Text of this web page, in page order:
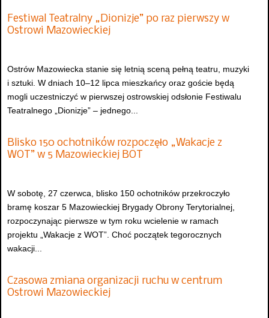
Festiwal Teatralny „Dionizje” po raz pierwszy w
Ostrowi Mazowieckiej
Ostrów Mazowiecka stanie się letnią sceną pełną teatru, muzyki
i sztuki. W dniach 10–12 lipca mieszkańcy oraz goście będą
mogli uczestniczyć w pierwszej ostrowskiej odsłonie Festiwalu
Teatralnego „Dionizje” – jednego...
Blisko 150 ochotników rozpoczęło „Wakacje z
WOT” w 5 Mazowieckiej BOT
W sobotę, 27 czerwca, blisko 150 ochotników przekroczyło
bramę koszar 5 Mazowieckiej Brygady Obrony Terytorialnej,
rozpoczynając pierwsze w tym roku wcielenie w ramach
projektu „Wakacje z WOT”. Choć początek tegorocznych
wakacji...
Czasowa zmiana organizacji ruchu w centrum
Ostrowi Mazowieckiej